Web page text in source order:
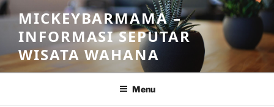
Skip
to
content
MICKEYBARMAMA –
INFORMASI SEPUTAR
WISATA WAHANA
Menu